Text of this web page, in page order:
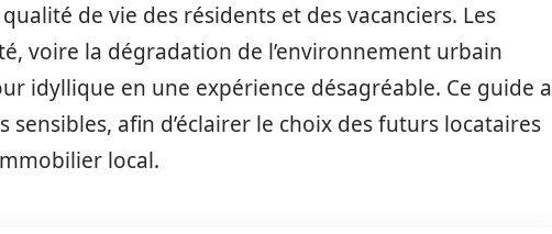
de vie des résidents et des vacanciers. Les
voire la dégradation de l’environnement urbain
idyllique en une expérience désagréable. Ce guide a
sensibles, afin d’éclairer le choix des futurs locataires
local.